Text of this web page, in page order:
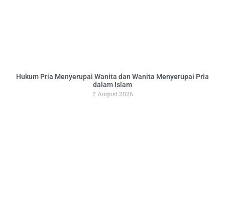
Hukum Pria Menyerupai Wanita dan Wanita Menyerupai Pria
dalam Islam
7 August 2026